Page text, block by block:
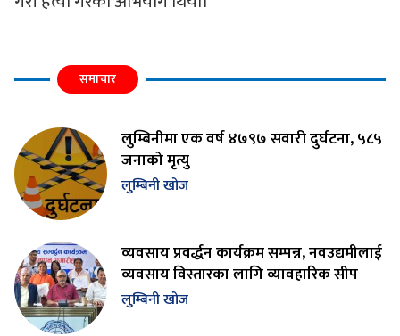
समाचार
लुम्बिनीमा एक वर्ष ४७९७ सवारी दुर्घटना, ५८५
जनाको मृत्यु
लुम्बिनी खोज
व्यवसाय प्रवर्द्धन कार्यक्रम सम्पन्न, नवउद्यमीलाई
व्यवसाय विस्तारका लागि व्यावहारिक सीप
लुम्बिनी खोज